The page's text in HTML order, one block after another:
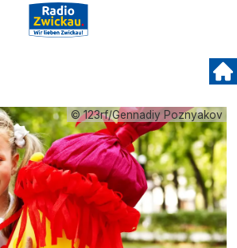
© 123rf/Gennadiy Poznyakov